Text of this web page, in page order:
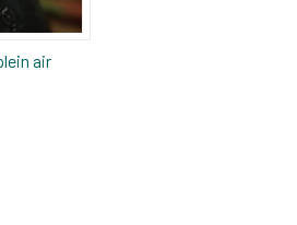
air